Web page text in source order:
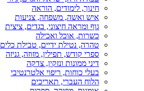
חינוך, לימודים, הוראה
איש ואשה, משפחה, צניעות
גוף ומראה חיצוני, בגדים, ציצית
כשרות, אוכל ואכילה
טהרה, נטילת ידיים, טבילת כלים
ספרי קודש, תפילין, מזוזה, גניזה
דיני ממונות ונזקין, צדקה
בעלי כוחות, ריפוי אלטרנטיבי
הלוח העברי, תאריכים